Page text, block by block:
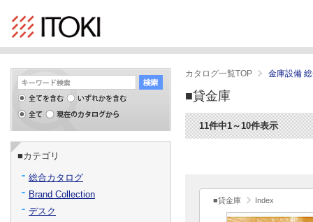
カタログ一覧TOP 金庫設備
■貸金庫
11件中1～10件表示
■貸金庫 Index
■カテゴリ
総合カタログ
Brand Collection
デスク